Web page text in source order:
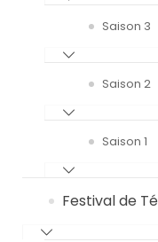
Saison 3
Saison 2
Saison 1
Festival de